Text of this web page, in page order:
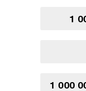
1
1 000